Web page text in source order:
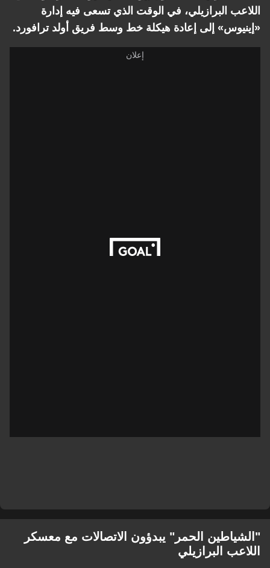
اللاعب البرازيلي، في الوقت الذي تسعى فيه إدارة
«إينيوس» إلى إعادة هيكلة خط وسط فريق أولد ترافورد.
"الشياطين الحمر" يبدؤون الاتصالات مع معسكر
اللاعب البرازيلي